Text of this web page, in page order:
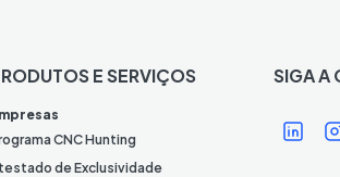
E SERVIÇOS
CNC Hunting
de Exclusividade
SIGA A
Í
c
Í